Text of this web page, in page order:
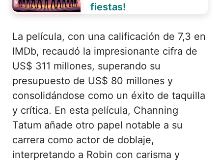
fiestas!
La película, con una calificación de 7,3 en
IMDb, recaudó la impresionante cifra de
US$ 311 millones, superando su
presupuesto de US$ 80 millones y
consolidándose como un éxito de taquilla
y crítica. En esta película, Channing
Tatum añade otro papel notable a su
carrera como actor de doblaje,
interpretando a Robin con carisma y